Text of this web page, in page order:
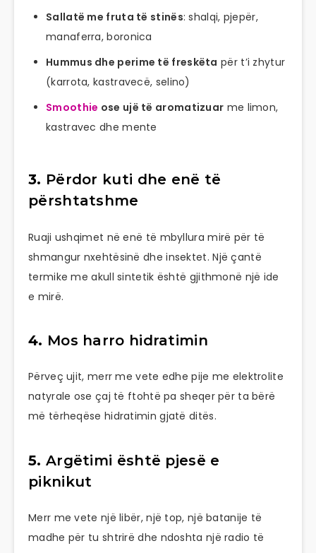
Sallatë me fruta të stinës: shalqi, pjepër,
manaferra, boronica
Hummus dhe perime të freskëta për t’i zhytur
(karrota, kastravecë, selino)
Smoothie ose ujë të aromatizuar me limon,
kastravec dhe mente
3. Përdor kuti dhe enë të
përshtatshme
Ruaji ushqimet në enë të mbyllura mirë për të
shmangur nxehtësinë dhe insektet. Një çantë
termike me akull sintetik është gjithmonë një ide
e mirë.
4. Mos harro hidratimin
Përveç ujit, merr me vete edhe pije me elektrolite
natyrale ose çaj të ftohtë pa sheqer për ta bërë
më tërheqëse hidratimin gjatë ditës.
5. Argëtimi është pjesë e
piknikut
Merr me vete një libër, një top, një batanije të
madhe për tu shtrirë dhe ndoshta një radio të